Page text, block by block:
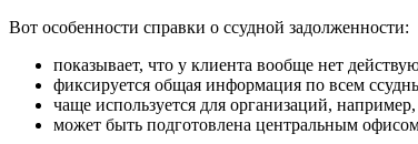
Вот особенности справки о ссудной задолженности:
показывает, что у клиента вообще нет
фиксируется общая информация по всем
чаще используется для организаций,
может быть подготовлена центральным